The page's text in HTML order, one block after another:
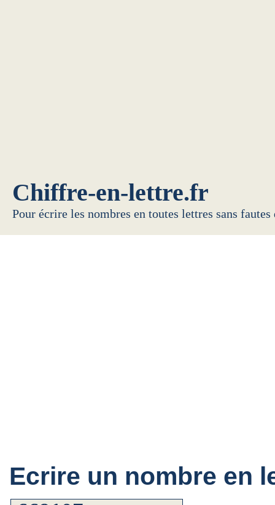
Chiffre-en-lettre.fr
Pour écrire les nombres en toutes lettres sans
Ecrire un nombre en